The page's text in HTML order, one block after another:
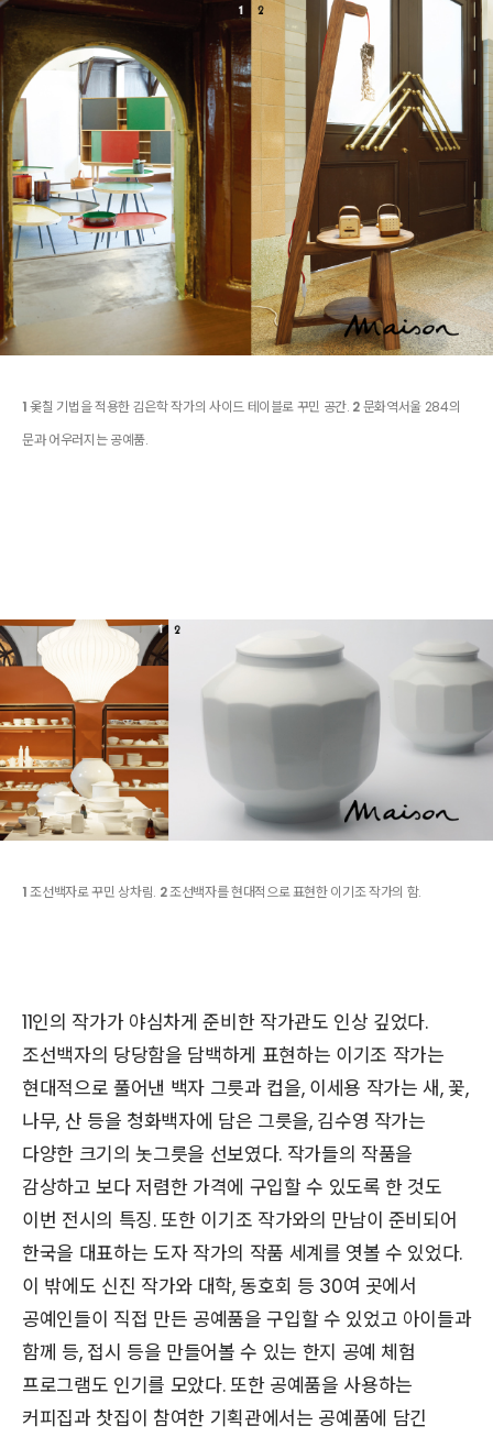
1옻칠 기법을 적용한 김은학 작가의 사이드 테이블로 꾸민 공간. 2문화역서울 284의
문과 어우러지는 공예품.
1조선백자로 꾸민 상차림. 2조선백자를 현대적으로 표현한 이기조 작가의 함.
11인의 작가가 야심차게 준비한 작가관도 인상 깊었다.
조선백자의 당당함을 담백하게 표현하는 이기조 작가는
현대적으로 풀어낸 백자 그릇과 컵을, 이세용 작가는 새, 꽃,
나무, 산 등을 청화백자에 담은 그릇을, 김수영 작가는
다양한 크기의 놋그릇을 선보였다. 작가들의 작품을
감상하고 보다 저렴한 가격에 구입할 수 있도록 한 것도
이번 전시의 특징. 또한 이기조 작가와의 만남이 준비되어
한국을 대표하는 도자 작가의 작품 세계를 엿볼 수 있었다.
이 밖에도 신진 작가와 대학, 동호회 등 30여 곳에서
공예인들이 직접 만든 공예품을 구입할 수 있었고 아이들과
함께 등, 접시 등을 만들어볼 수 있는 한지 공예 체험
프로그램도 인기를 모았다. 또한 공예품을 사용하는
커피집과 찻집이 참여한 기획관에서는 공예품에 담긴